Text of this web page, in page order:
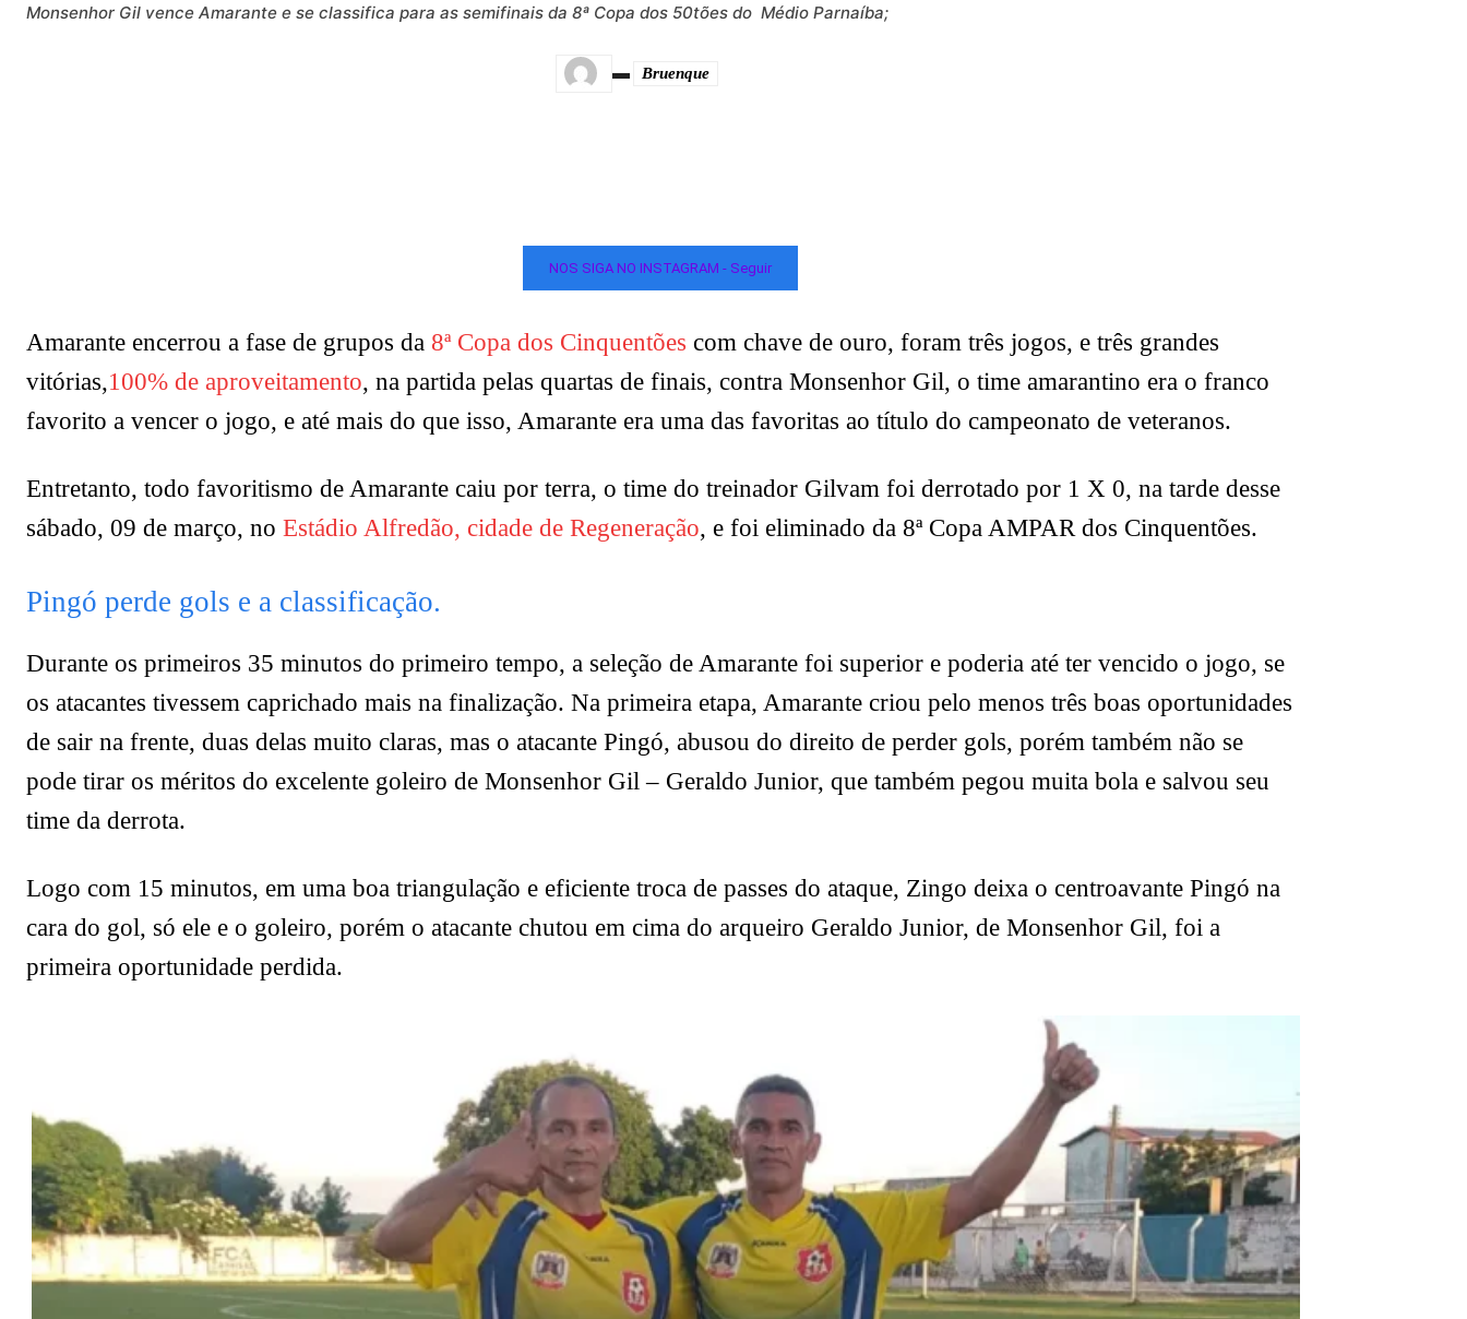
Monsenhor Gil vence Amarante e se classifica para as semifinais da 8ª Copa dos 50tões do Médio Parnaíba;
Bruenque
NOS SIGA NO INSTAGRAM - Seguir
Amarante encerrou a fase de grupos da 8ª Copa dos Cinquentões com chave de ouro, foram três jogos, e três grandes
vitórias,100% de aproveitamento, na partida pelas quartas de finais, contra Monsenhor Gil, o time amarantino era o franco
favorito a vencer o jogo, e até mais do que isso, Amarante era uma das favoritas ao título do campeonato de veteranos.
Entretanto, todo favoritismo de Amarante caiu por terra, o time do treinador Gilvam foi derrotado por 1 X 0, na tarde desse
sábado, 09 de março, no Estádio Alfredão, cidade de Regeneração, e foi eliminado da 8ª Copa AMPAR dos Cinquentões.
Pingó perde gols e a classificação.
Durante os primeiros 35 minutos do primeiro tempo, a seleção de Amarante foi superior e poderia até ter vencido o jogo, se
os atacantes tivessem caprichado mais na finalização. Na primeira etapa, Amarante criou pelo menos três boas oportunidades
de sair na frente, duas delas muito claras, mas o atacante Pingó, abusou do direito de perder gols, porém também não se
pode tirar os méritos do excelente goleiro de Monsenhor Gil – Geraldo Junior, que também pegou muita bola e salvou seu
time da derrota.
Logo com 15 minutos, em uma boa triangulação e eficiente troca de passes do ataque, Zingo deixa o centroavante Pingó na
cara do gol, só ele e o goleiro, porém o atacante chutou em cima do arqueiro Geraldo Junior, de Monsenhor Gil, foi a
primeira oportunidade perdida.